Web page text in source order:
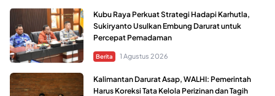
Kubu Raya Perkuat Strategi Hadapi Karhutla,
Sukiryanto Usulkan Embung Darurat untuk
Percepat Pemadaman
Berita 1 Agustus 2026
Kalimantan Darurat Asap, WALHI: Pemerintah
Harus Koreksi Tata Kelola Perizinan dan Tagih